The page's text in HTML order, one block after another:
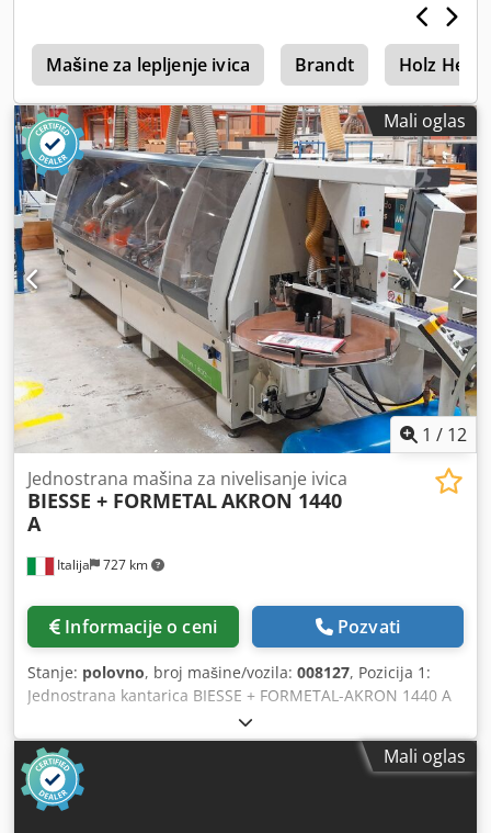
Mašine za lepljenje ivica Brandt Holz Her
Mali oglas
1 / 12
Italija 727 km
Jednostrana mašina za nivelisanje ivica
BIESSE + FORMETALAKRON 1440
A
Informacije o ceni Pozvati
Stanje: polovno, broj mašine/vozila: 008127, Pozicija 1:
Jednostrana kantarica BIESSE + FORMETAL-AKRON 1440 A
Cjdpjw Tq Iwsfx Ai Seha Pozicija 2: Sistem za povrat panela
BIESSE + FORMETAL-AKRON 1440 A
Mali oglas